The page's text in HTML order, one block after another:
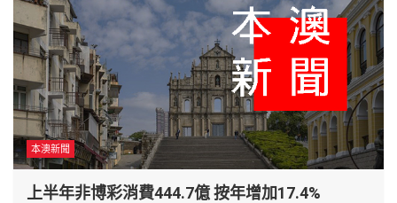
本澳新聞
上半年非博彩消費444.7億 按年增加17.4%